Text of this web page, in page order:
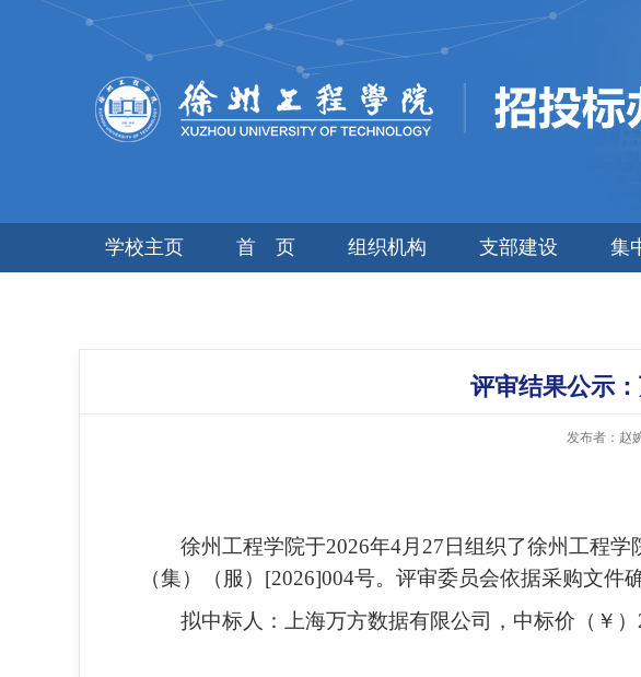
学校主页 首 页 组织机构 支部建设 集
评审结果公示
发布者：赵
徐州工程学院于2026年4月 27 日组织了徐州工程学
（集）（服）[2026]004号。评审委员会依据采购文
拟中标人：上海万方数据有限公司，中标价（￥）